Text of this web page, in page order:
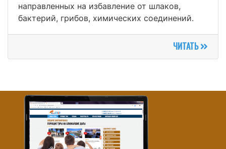
направленных на избавление от шлаков,
бактерий, грибов, химических соединений.
ЧИТАТЬ